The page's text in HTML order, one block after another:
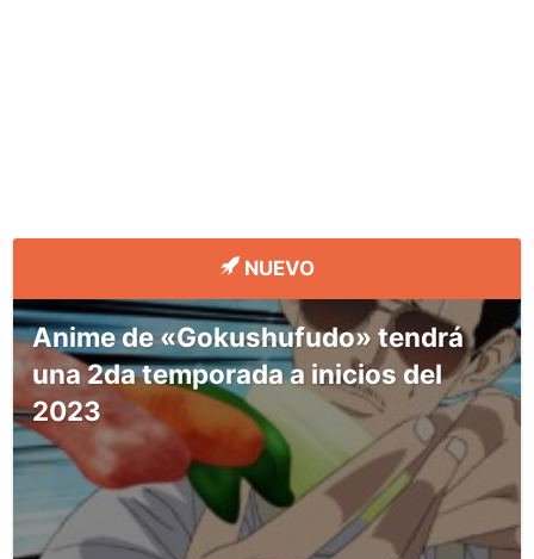
NUEVO
Anime de «Gokushufudo» tendrá
una 2da temporada a inicios del
2023